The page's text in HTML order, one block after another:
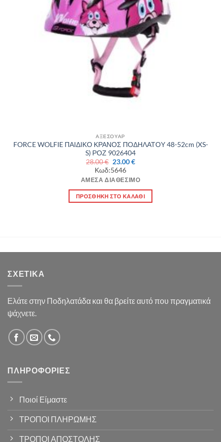
ΑΞΕΣΟΥΑΡ
FORCE WOLFIE ΠΑΙΔΙΚΟ ΚΡΑΝΟΣ ΠΟΔΗΛΑΤΟΥ 48-52cm (XS-
S) ΡΟΖ 9026404
28.00€ Original
price
was:
28.00 €.
23.00€Η
είναι:
Κωδ:5646
ΆΜΕΣΑ ΔΙΑΘΈΣΙΜΟ
ΠΡΟΣΘΉΚΗ ΣΤΟ ΚΑΛΆΘΙ
ΣΧΕΤΙΚΆ
Ελάτε στην Ποδηλατάδα και θα βρείτε αυτό που πραγματικά
ψάχνετε.
ΠΛΗΡΟΦΟΡΊΕΣ
Ποιοί Είμαστε
ΤΡΟΠΟΙ ΠΛΗΡΩΜΗΣ
ΤΡΟΠΟΙ ΑΠΟΣΤΟΛΗΣ